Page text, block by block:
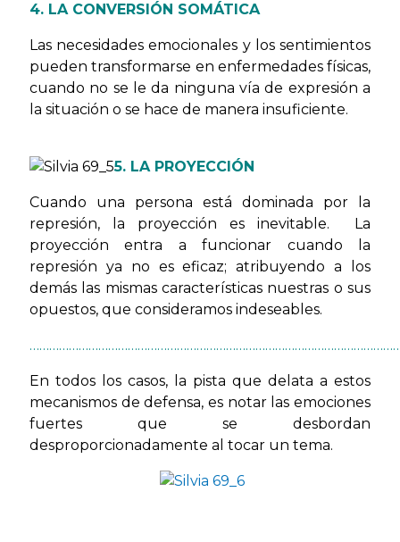
4. LA CONVERSIÓN SOMÁTICA
Las necesidades emocionales y los sentimientos
pueden transformarse en enfermedades físicas,
cuando no se le da ninguna vía de expresión a
la situación o se hace de manera insuficiente.
5. LA PROYECCIÓN
Cuando una persona está dominada por la
represión, la proyección es inevitable. La
proyección entra a funcionar cuando la
represión ya no es eficaz; atribuyendo a los
demás las mismas características nuestras o sus
opuestos, que consideramos indeseables.
En todos los casos, la pista que delata a estos
mecanismos de defensa, es notar las emociones
fuertes que se desbordan
desproporcionadamente al tocar un tema.